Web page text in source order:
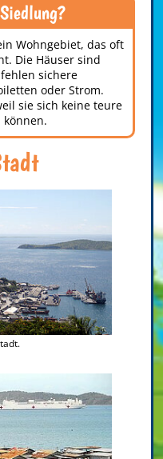
Wohngebiet, das oft
Die Häuser sind
sichere
oder Strom.
sie sich keine teure